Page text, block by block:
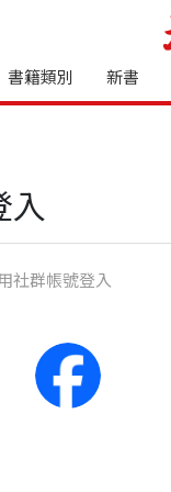
書籍類別 新書
入
社群帳號登入